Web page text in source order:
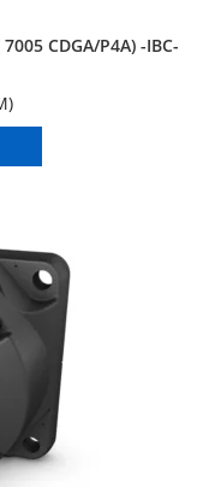
CDGA/P4A) -IBC-